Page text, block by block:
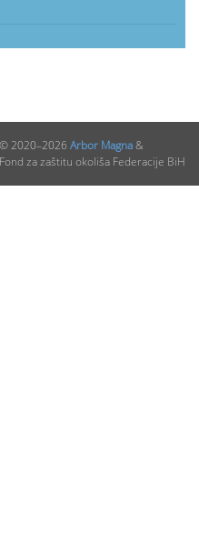
© 2020–2026 Arbor Magna&
Fond za zaštitu okoliša Federacije BiH